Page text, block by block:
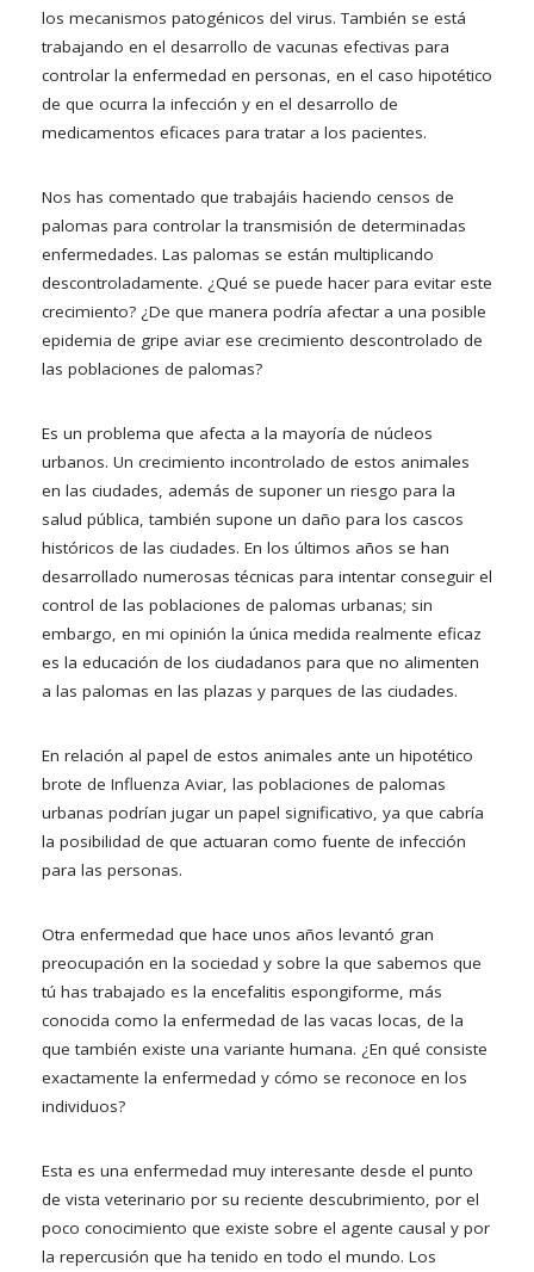
los mecanismos patogénicos del virus. También se está
trabajando en el desarrollo de vacunas efectivas para
controlar la enfermedad en personas, en el caso hipotético
de que ocurra la infección y en el desarrollo de
medicamentos eficaces para tratar a los pacientes.
Nos has comentado que trabajáis haciendo censos de
palomas para controlar la transmisión de determinadas
enfermedades. Las palomas se están multiplicando
descontroladamente. ¿Qué se puede hacer para evitar este
crecimiento? ¿De que manera podría afectar a una posible
epidemia de gripe aviar ese crecimiento descontrolado de
las poblaciones de palomas?
Es un problema que afecta a la mayoría de núcleos
urbanos. Un crecimiento incontrolado de estos animales
en las ciudades, además de suponer un riesgo para la
salud pública, también supone un daño para los cascos
históricos de las ciudades. En los últimos años se han
desarrollado numerosas técnicas para intentar conseguir el
control de las poblaciones de palomas urbanas; sin
embargo, en mi opinión la única medida realmente eficaz
es la educación de los ciudadanos para que no alimenten
a las palomas en las plazas y parques de las ciudades.
En relación al papel de estos animales ante un hipotético
brote de Influenza Aviar, las poblaciones de palomas
urbanas podrían jugar un papel significativo, ya que cabría
la posibilidad de que actuaran como fuente de infección
para las personas.
Otra enfermedad que hace unos años levantó gran
preocupación en la sociedad y sobre la que sabemos que
tú has trabajado es la encefalitis espongiforme, más
conocida como la enfermedad de las vacas locas, de la
que también existe una variante humana. ¿En qué consiste
exactamente la enfermedad y cómo se reconoce en los
individuos?
Esta es una enfermedad muy interesante desde el punto
de vista veterinario por su reciente descubrimiento, por el
poco conocimiento que existe sobre el agente causal y por
la repercusión que ha tenido en todo el mundo. Los